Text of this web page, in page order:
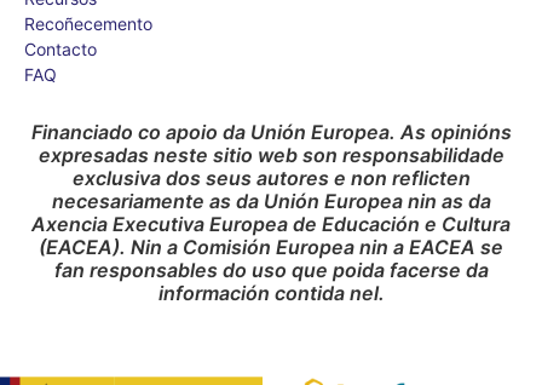
Recoñecemento
Contacto
FAQ
Financiado co apoio da Unión Europea. As opinións
expresadas neste sitio web son responsabilidade
exclusiva dos seus autores e non reflicten
necesariamente as da Unión Europea nin as da
Axencia Executiva Europea de Educación e Cultura
(EACEA). Nin a Comisión Europea nin a EACEA se
fan responsables do uso que poida facerse da
información contida nel.